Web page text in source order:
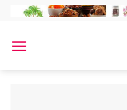
content